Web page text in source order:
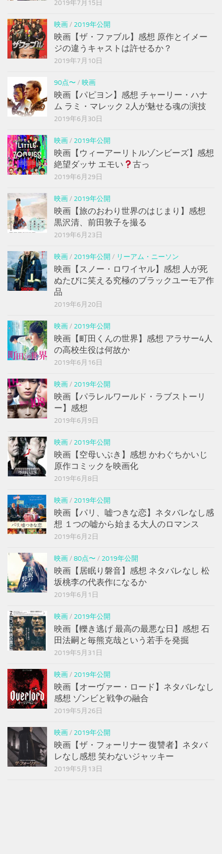
2019年7月15日
映画/ 2019年公開
映画【ザ・ファブル】感想 原作とイメー
ジの違うキャストは許せるか？
2019年7月10日
90点〜 / 映画
映画【パピヨン】感想 チャーリー・ハナ
ム ラミ・マレック 2人が魅せる魂の演技
2019年6月30日
映画/ 2019年公開
映画【ウィーアーリトルゾンビーズ】感想
絶望ダッサ エモい
古っ
2019年6月29日
映画/ 2019年公開
映画【旅のおわり世界のはじまり】感想
黒沢清、前田敦子を撮る
2019年6月23日
映画/ 2019年公開 / リーアム・ニーソン
映画【スノー・ロワイヤル】感想 人が死
ぬたびに笑える究極のブラックユーモア作
品
2019年6月20日
映画/ 2019年公開
映画【町田くんの世界】感想 アラサー4人
の高校生役は何故か
2019年6月16日
映画/ 2019年公開
映画【パラレルワールド・ラブストーリ
ー】感想
2019年6月9日
映画/ 2019年公開
映画【空母いぶき】感想 かわぐちかいじ
原作コミックを映画化
2019年6月8日
映画/ 2019年公開
映画【パリ、嘘つきな恋】ネタバレなし感
想 １つの嘘から始まる大人のロマンス
2019年6月2日
映画/ 80点〜 / 2019年公開
映画【居眠り磐音】感想 ネタバレなし 松
坂桃李の代表作になるか
2019年6月1日
映画/ 2019年公開
映画【轢き逃げ 最高の最悪な日】感想 石
田法嗣と毎熊克哉という若手を発掘
2019年5月31日
映画/ 2019年公開
映画【オーヴァー・ロード】ネタバレなし
感想 ゾンビと戦争の融合
2019年5月26日
映画/ 2019年公開
映画【ザ・フォーリナー 復讐者】ネタバ
レなし感想 笑わないジャッキー
2019年5月13日